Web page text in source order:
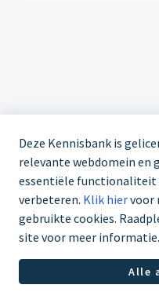
Deze Kennisbank is
relevante webdomein en
essentiële functionaliteit
verbeteren. Klik hiervoor
gebruikte cookies.
site voor meer informatie.
Alle